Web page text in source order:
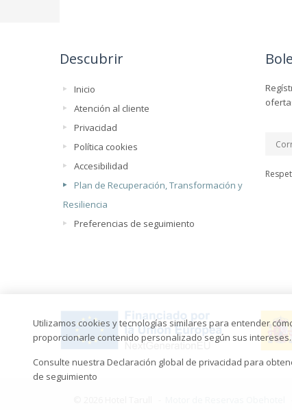
Descubrir
Inicio
Atención al cliente
Privacidad
Política cookies
Accesibilidad
Plan de Recuperación, Transformación y
Resiliencia
Preferencias de seguimiento
Utilizamos cookies y tecnologías similares para entender
proporcionarle contenido personalizado según sus
Consulte nuestra Declaración global de privacidad para
de seguimiento